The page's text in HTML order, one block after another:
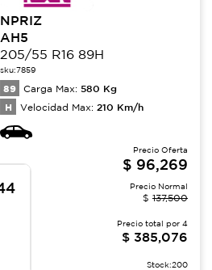
NPRIZ
AH5
205/55 R16 89H
sku:7859
89 Carga Max: 580 Kg
H Velocidad Max: 210 Km/h
Precio Oferta
$ 96,269
Precio Normal
$ 137,500
Precio total por 4
$ 385,076
Stock:200